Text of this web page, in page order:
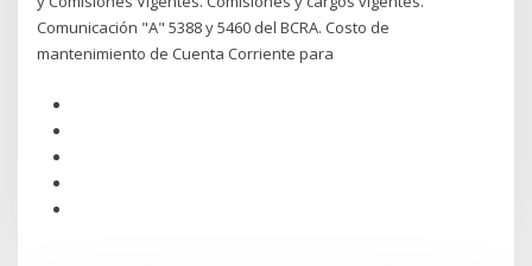
Comunicación "A" 5388 y 5460 del BCRA. Costo de
mantenimiento de Cuenta Corriente para